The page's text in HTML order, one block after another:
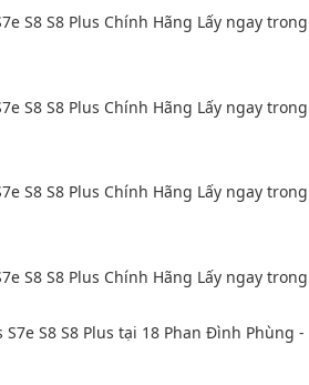
S8 S8 Plus tại 18 Phan Đình Phùng